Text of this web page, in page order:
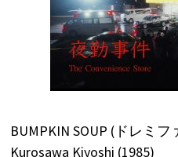
BUMPKIN SOUP (ドレミ
Kurosawa Kiyoshi (1985)